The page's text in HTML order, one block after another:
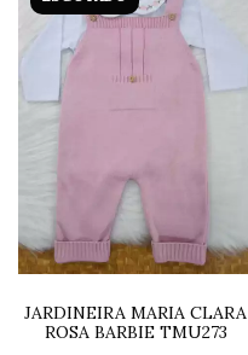
JARDINEIRA MARIA CLARA
ROSA BARBIE TMU273